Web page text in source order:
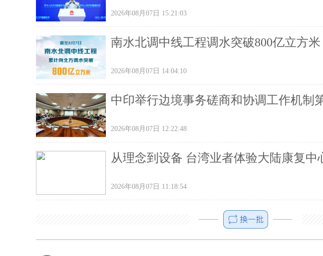
2026年08月07日 15:21:03
南水北调中线工程调水突破800亿立方米
2026年08月07日 14:04:10
中印举行边境事务磋商和协调工作机制
2026年08月07日 12:22:48
从理念到设备 台湾业者体验大陆康复中
2026年08月07日 11:18:54